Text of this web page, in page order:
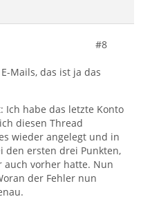
#8
Mails, das ist ja das
Ich habe das letzte Konto
diesen Thread
wieder angelegt und in
den ersten drei Punkten,
auch vorher hatte. Nun
der Fehler nun